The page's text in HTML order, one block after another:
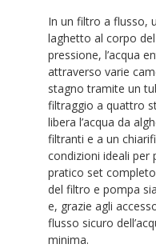
In un filtro a flusso,
laghetto al corpo
pressione, l’acqua
attraverso varie
stagno tramite un
filtraggio a quattro
libera l’acqua da
filtranti e a un
condizioni ideali per
pratico set
del filtro e pompa
e, grazie agli
flusso sicuro
minima.